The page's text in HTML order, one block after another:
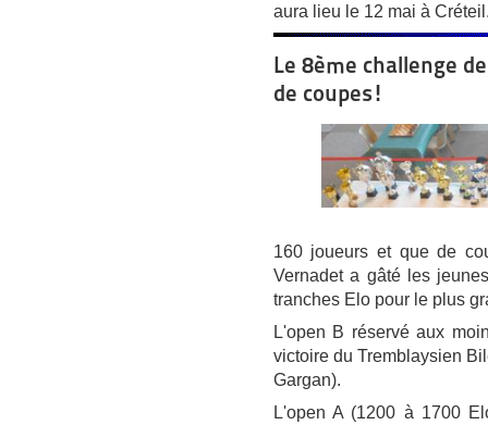
aura lieu le 12 mai à
Le 8ème challenge
de coupes!
160 joueurs et que de
Vernadet a gâté les
tranches Elo pour le plus
L'open B réservé aux
victoire du Tremblaysien
Gargan).
L'open A (1200 à 1700